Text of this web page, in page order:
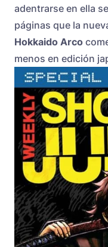
adentrarse en ella
páginas que la
Hokkaido Arco
menos en edición